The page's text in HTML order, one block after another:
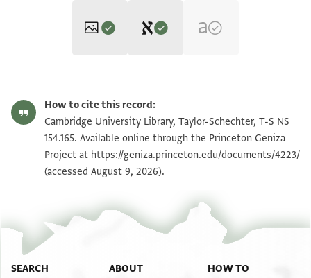
S. D. Goitein's unpublished edition (1950–85).
מא תזוגת קבל אתצאלי בואלדתה באמ[ראה
ולא רזקת מעודי ולד קבלה וכל דפע [
הדא אלכלאם ובדלך אשהד ואקטע אל[
ארתיאב בהא והדא מא ענדי מן הד[
הנכבד דנן כתבנא וחתמנא ויהבנ[א
וכאן דלך פי אלעשר אלאוסט מן חדש [
ובריר וקיים: תלי ביני שיטי פכא[ן
T-S NS 154.165 1v
Image Permissions Statement
How to cite this record:
Cambridge University Library, Taylor-Schechter, T-S NS
154.165. Available online through the Princeton Geniza
Project at https://geniza.princeton.edu/documents/4223/
(accessed August 9, 2026).
SEARCH ABOUT HOW TO